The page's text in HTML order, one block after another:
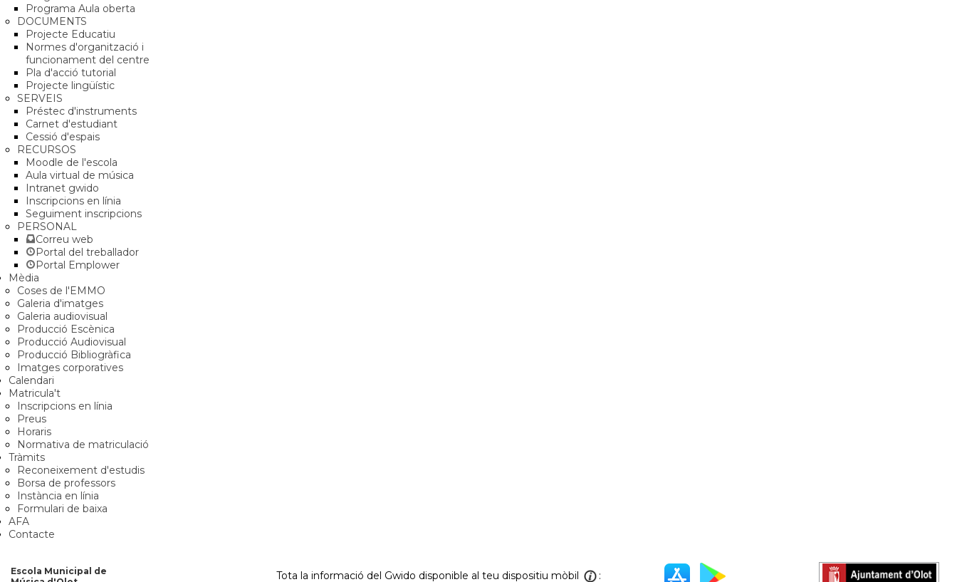
Programa Aula oberta
DOCUMENTS
Projecte Educatiu
Normes d'organització i
funcionament del centre
Pla d'acció tutorial
Projecte lingüístic
SERVEIS
Préstec d'instruments
Carnet d'estudiant
Cessió d'espais
RECURSOS
Moodle de l'escola
Aula virtual de música
Intranet gwido
Inscripcions en línia
Seguiment inscripcions
PERSONAL
Correu web
Portal del treballador
Portal Emplower
Mèdia
Coses de l'EMMO
Galeria d'imatges
Galeria audiovisual
Producció Escènica
Producció Audiovisual
Producció Bibliogràfica
Imatges corporatives
Calendari
Matricula't
Inscripcions en línia
Preus
Horaris
Normativa de matriculació
Tràmits
Reconeixement d'estudis
Borsa de professors
Instància en línia
Formulari de baixa
AFA
Contacte
Escola Municipal de
Tota la informació del Gwido disponible al teu dispositiu mòbil :